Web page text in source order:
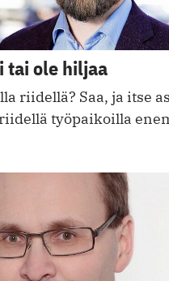
tai ole hiljaa
riidellä? Saa, ja itse
työpaikoilla